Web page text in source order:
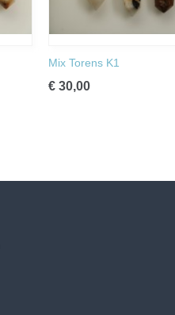
Mix Torens K1
€ 30,00